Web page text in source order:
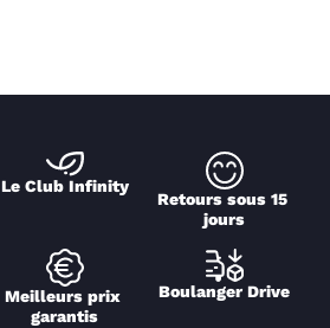
Le Club Infinity
Retours sous 15
jours
Meilleurs prix
garantis
Boulanger Drive